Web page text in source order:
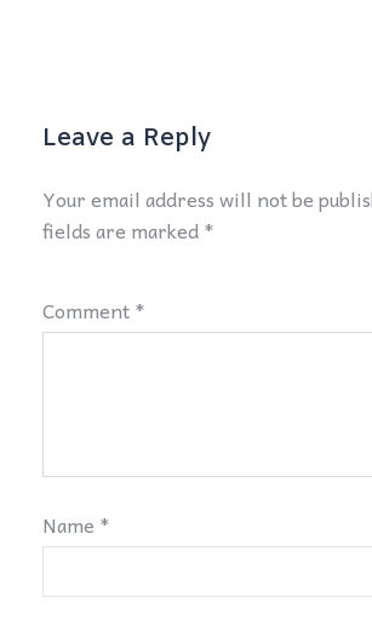
Leave a Reply
Your email address will not be
fields are marked*
Comment*
Name *